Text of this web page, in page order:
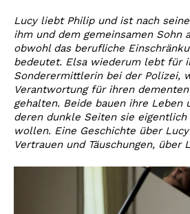
Lucy liebt Philip und ist nach
ihm und dem gemeinsamen Sohn
obwohl das berufliche
bedeutet. Elsa wiederum lebt für
Sonderermittlerin bei der Polizei,
Verantwortung für ihren
gehalten. Beide bauen ihre Leben
deren dunkle Seiten sie
wollen. Eine Geschichte über
Vertrauen und Täuschungen, über